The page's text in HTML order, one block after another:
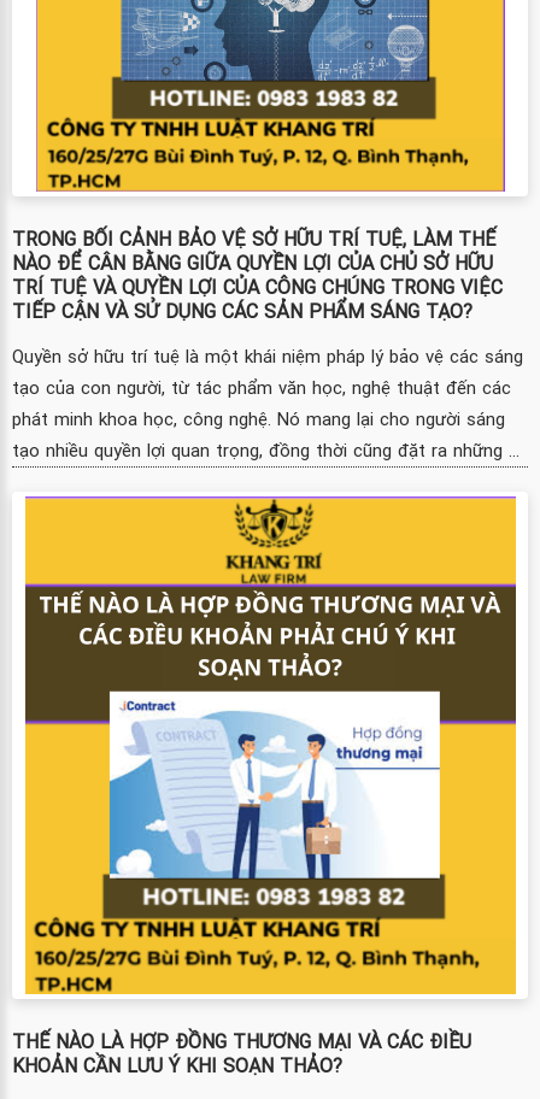
TRONG BỐI CẢNH BẢO VỆ SỞ HỮU TRÍ TUỆ, LÀM THẾ
NÀO ĐỂ CÂN BẰNG GIỮA QUYỀN LỢI CỦA CHỦ SỞ HỮU
TRÍ TUỆ VÀ QUYỀN LỢI CỦA CÔNG CHÚNG TRONG VIỆC
TIẾP CẬN VÀ SỬ DỤNG CÁC SẢN PHẨM SÁNG TẠO?
Quyền sở hữu trí tuệ là một khái niệm pháp lý bảo vệ các sáng
tạo của con người, từ tác phẩm văn học, nghệ thuật đến các
phát minh khoa học, công nghệ. Nó mang lại cho người sáng
tạo nhiều quyền lợi quan trọng, đồng thời cũng đặt ra những ...
THẾ NÀO LÀ HỢP ĐỒNG THƯƠNG MẠI VÀ CÁC ĐIỀU
KHOẢN CẦN LƯU Ý KHI SOẠN THẢO?